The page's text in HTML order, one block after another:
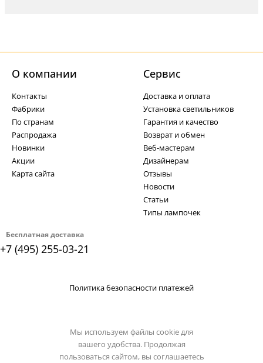
Бесплатная доставка
+7 (495) 255-03-21
О компании
Контакты
Фабрики
По странам
Распродажа
Новинки
Акции
Карта сайта
Cервис
Доставка и оплата
Установка светильников
Гарантия и качество
Возврат и обмен
Веб-мастерам
Дизайнерам
Отзывы
Новости
Статьи
Типы лампочек
Политика безопасности платежей
Мы используем файлы cookie для
вашего удобства. Продолжая
пользоваться сайтом, вы соглашаетесь